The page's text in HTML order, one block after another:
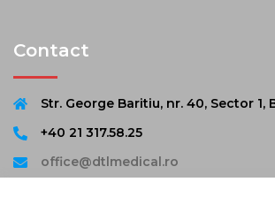
Contact
Str. George Baritiu, nr. 40, Sector 1,
+40 21 317.58.25
office@dtlmedical.ro